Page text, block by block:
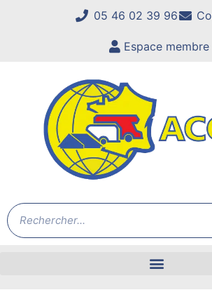
05 46 02 39 96
Espace membre